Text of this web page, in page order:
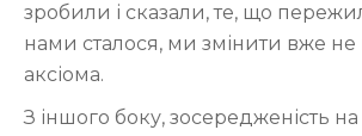
зробили і сказали, те, що
нами сталося, ми змінити вже
аксіома.
З іншого боку, зосередженість